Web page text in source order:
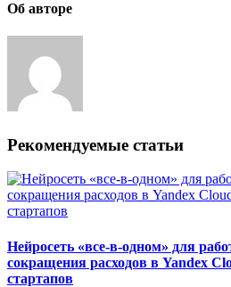
Об авторе
Рекомендуемые статьи
Нейросеть «все-в-одном» для
сокращения расходов в Yandex
стартапов